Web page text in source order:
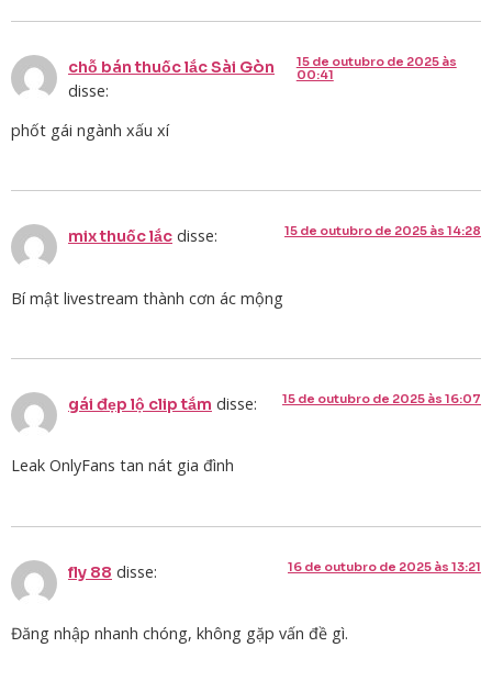
chỗ bán thuốc lắc Sài Gòn
disse:
15 de outubro de 2025 às
00:41
phốt gái ngành xấu xí
mix thuốc lắc disse: 15 de outubro de 2025 às 14:28
Bí mật livestream thành cơn ác mộng
gái đẹp lộ clip tắm disse: 15 de outubro de 2025 às 16:07
Leak OnlyFans tan nát gia đình
fly 88 disse: 16 de outubro de 2025 às 13:21
Đăng nhập nhanh chóng, không gặp vấn đề gì.